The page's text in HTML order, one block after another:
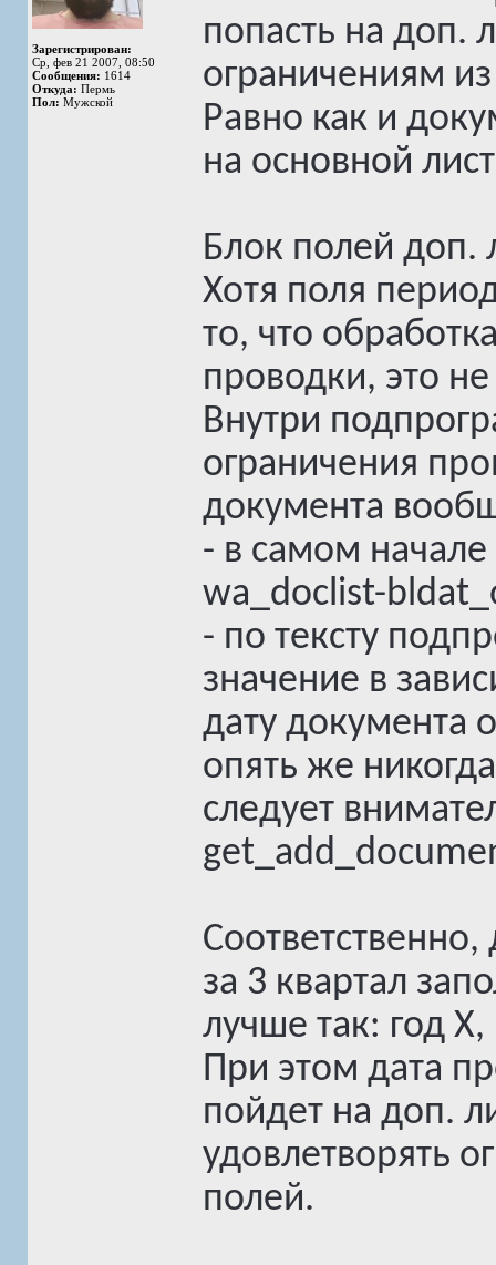
Зарегистрирован:
Ср, фев 21 2007, 08:50
Сообщения: 1614
Откуда: Пермь
Пол: Мужской
попасть на доп.
ограничениям
Равно как и
на основной
Блок полей доп.
Хотя поля
то, что
проводки, это не
Внутри
ограничения
документа
- в самом
wa_doclist-
- по тексту
значение в
дату документа
опять же
следует
за 3 квартал
лучше так: год
При этом дата
пойдет на доп.
удовлетворять
полей.